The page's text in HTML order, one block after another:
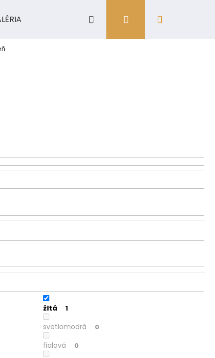
Hľadať Prihlásenie
žltá 1
svetlomodrá 0
fialová 0